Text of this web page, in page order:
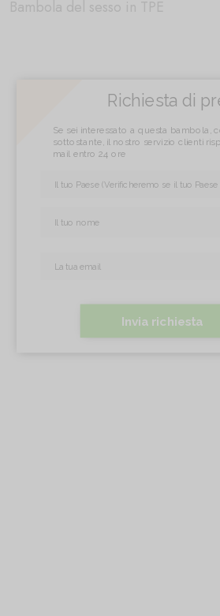
Bambola del sesso in TPE
Richiesta di
Se sei interessato a questa bambola,
sottostante, il nostro servizio clienti
mail entro 24 ore
Invia richiesta